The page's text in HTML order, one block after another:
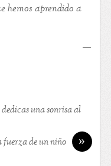
hemos aprendido a
—
una sonrisa al
»
fuerza de un niño